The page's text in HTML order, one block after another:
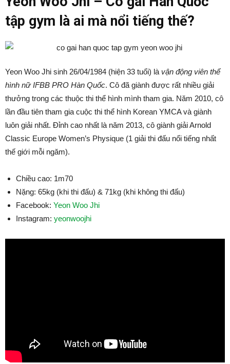
tập gym là ai mà nổi tiếng thế?
Yeon Woo Jhi sinh 26/04/1984 (hiện 33 tuổi) là vận động viên thể
hình nữ IFBB PRO Hàn Quốc. Cô đã giành được rất nhiều giải
thưởng trong các thuộc thi thể hình mình tham gia. Năm 2010, cô
lần đầu tiên tham gia cuộc thi thể hình Korean YMCA và giành
luôn giải nhất. Đỉnh cao nhất là năm 2013, cô giành giải Arnold
Classic Europe Women’s Physique (1 giải thi đấu nổi tiếng nhất
thế giới mỗi ngăm).
Chiều cao: 1m70
Nặng: 65kg (khi thi đấu) & 71kg (khi không thi đấu)
Facebook: Yeon Woo Jhi
Instagram: yeonwoojhi